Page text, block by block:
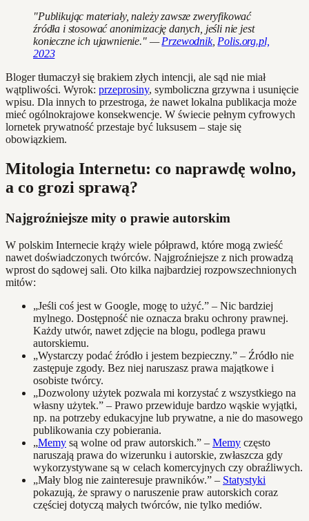
"Publikując materiały, należy zawsze zweryfikować
źródła i stosować anonimizację danych, jeśli nie jest
konieczne ich ujawnienie." —Przewodnik, Polis.org.pl,
2023
Bloger tłumaczył się brakiem złych intencji, ale sąd nie miał
wątpliwości. Wyrok: przeprosiny, symboliczna grzywna i usunięcie
wpisu. Dla innych to przestroga, że nawet lokalna publikacja może
mieć ogólnokrajowe konsekwencje. W świecie pełnym cyfrowych
lornetek prywatność przestaje być luksusem – staje się
obowiązkiem.
Mitologia Internetu: co naprawdę wolno,
a co grozi sprawą?
Najgroźniejsze mity o prawie autorskim
W polskim Internecie krąży wiele półprawd, które mogą zwieść
nawet doświadczonych twórców. Najgroźniejsze z nich prowadzą
wprost do sądowej sali. Oto kilka najbardziej rozpowszechnionych
mitów:
„Jeśli coś jest w Google, mogę to użyć.” – Nic bardziej
mylnego. Dostępność nie oznacza braku ochrony prawnej.
Każdy utwór, nawet zdjęcie na blogu, podlega prawu
autorskiemu.
„Wystarczy podać źródło i jestem bezpieczny.” – Źródło nie
zastępuje zgody. Bez niej naruszasz prawa majątkowe i
osobiste twórcy.
„Dozwolony użytek pozwala mi korzystać z wszystkiego na
własny użytek.” – Prawo przewiduje bardzo wąskie wyjątki,
np. na potrzeby edukacyjne lub prywatne, a nie do masowego
publikowania czy pobierania.
„Memy są wolne od praw autorskich.” – Memy często
naruszają prawa do wizerunku i autorskie, zwłaszcza gdy
wykorzystywane są w celach komercyjnych czy obraźliwych.
„Mały blog nie zainteresuje prawników.” – Statystyki
pokazują, że sprawy o naruszenie praw autorskich coraz
częściej dotyczą małych twórców, nie tylko mediów.